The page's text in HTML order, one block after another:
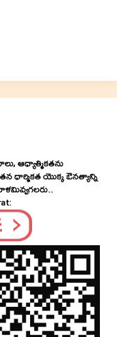
ఆధ్యాత్మికతను
ధార్మికత యొక్క ఔనత్యాన్ని